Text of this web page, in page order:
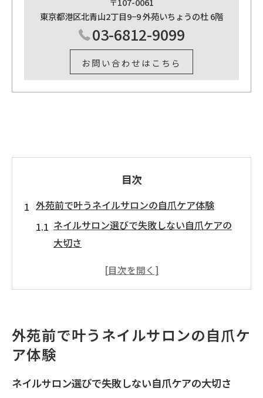
東京都港区北青山2丁目9−9 外苑いちょうの杜 6階
03-6812-9099
お問い合わせはこちら
目次
外苑前で叶うネイルサロンの自爪ケア体験
ネイルサロン選びで失敗しない自爪ケアの
大切さ
外苑前ネイルサロンで自爪が健康になる理
フィルイン対応ネイルサロンのケア体験と
は
丁寧なカウンセリングが光るネイルサロン
外苑前で叶うネイルサロンの自爪ケ
ア体験
ネイルサロン選びで失敗しない自爪ケアの大切さ